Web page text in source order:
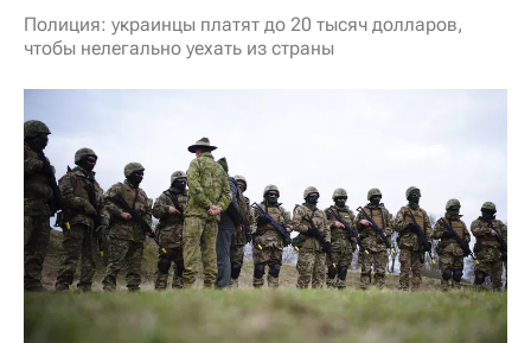
Полиция: украинцы платят до 20 тысяч долларов,
чтобы нелегально уехать из страны